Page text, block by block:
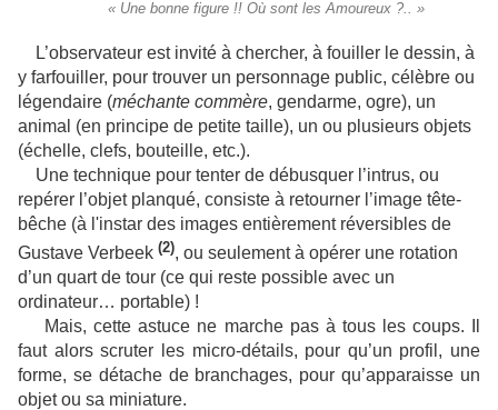
« Une bonne figure !! Où sont les Amoureux ?.. »
L’observateur est invité à chercher, à fouiller le dessin, à
y farfouiller, pour trouver un personnage public, célèbre ou
légendaire (méchante commère, gendarme, ogre), un
animal (en principe de petite taille), un ou plusieurs objets
(échelle, clefs, bouteille, etc.).
Une technique pour tenter de débusquer l’intrus, ou
repérer l’objet planqué, consiste à retourner l’image tête-
bêche (à l'instar des images entièrement réversibles de
Gustave Verbeek (2), ou seulement à opérer une rotation
d’un quart de tour (ce qui reste possible avec un
ordinateur… portable) !
Mais, cette astuce ne marche pas à tous les coups. Il
faut alors scruter les micro-détails, pour qu’un profil, une
forme, se détache de branchages, pour qu’apparaisse un
objet ou sa miniature.